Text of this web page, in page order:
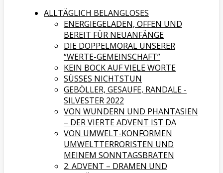
ALLTÄGLICH BELANGLOSES
ENERGIEGELADEN, OFFEN UND
BEREIT FÜR NEUANFÄNGE
DIE DOPPELMORAL UNSERER
“WERTE-GEMEINSCHAFT”
KEIN BOCK AUF VIELE WORTE
SÜSSES NICHTSTUN
GEBÖLLER, GESAUFE, RANDALE -
SILVESTER 2022
VON WUNDERN UND PHANTASIEN
– DER VIERTE ADVENT IST DA
VON UMWELT-KONFORMEN
UMWELTTERRORISTEN UND
MEINEM SONNTAGSBRATEN
2. ADVENT – DRAMEN UND